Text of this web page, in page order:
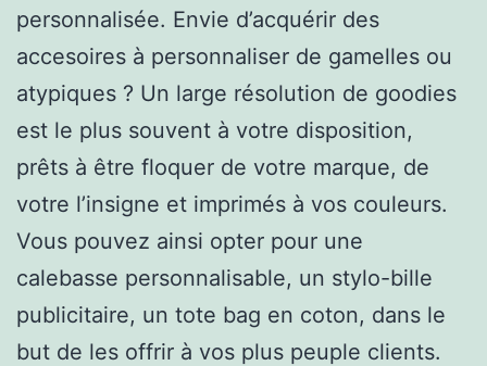
personnalisée. Envie d’acquérir des
accesoires à personnaliser de gamelles ou
atypiques ? Un large résolution de goodies
est le plus souvent à votre disposition,
prêts à être floquer de votre marque, de
votre l’insigne et imprimés à vos couleurs.
Vous pouvez ainsi opter pour une
calebasse personnalisable, un stylo-bille
publicitaire, un tote bag en coton, dans le
but de les offrir à vos plus peuple clients.